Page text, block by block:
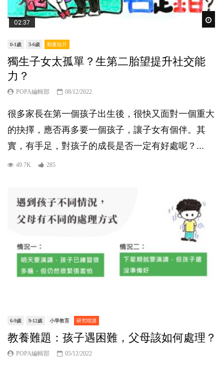
02:37
0-1歲 3-6歲 動畫短片
獨生子女太孤單？生第二胎望提升社交能
力？
POPA編輯部 08/12/2022
很多家長在第一個孩子出生後，很快又面對一個重大
的抉擇，應否再多要一個孩子，讓子女有個伴。其
實，有手足，對孩子的成長是否一定有好處呢？...
49.7K 285
6-9歲 9-12歲 小學教育 研究咁講
教養難題：孩子遇困難，父母該如何處理？
POPA編輯部 05/12/2022